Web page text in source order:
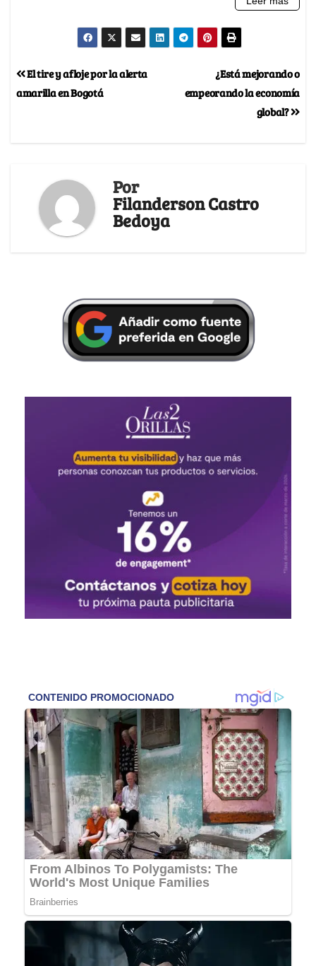
¿Está mejorando o
empeorando la economía
global?
El tire y afloje por la alerta
amarilla en Bogotá
Por
Filanderson Castro
Bedoya